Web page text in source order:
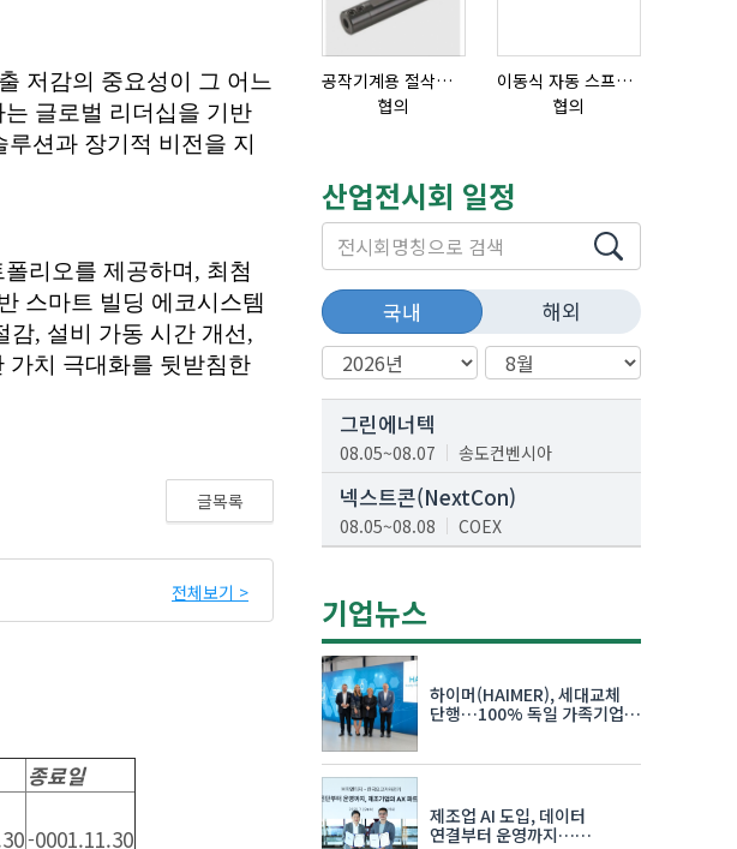
글목록
전체보기 >
종료일
-0001.11.30
공작기계용 절삭공구, 슬리브(SLEEVE)
협의
이동식 자동 스프레이 세척기
협의
산업전시회 일정
국내 해외
그린에너텍
08.05~08.07 송도컨벤시아
넥스트콘(NextCon)
08.05~08.08 COEX
08.19~08.21
K-PRINT
08.19~08.22
자율주행모빌리티산업전
08.25~08.27
차세대 반도체 패키징 산업전
08.26~08.28 수원컨벤션센터
기업뉴스
하이머(HAIMER), 세대교체
단행…100% 독일 가족기업
제조업 AI 도입, 데이터
연결부터 운영까지…